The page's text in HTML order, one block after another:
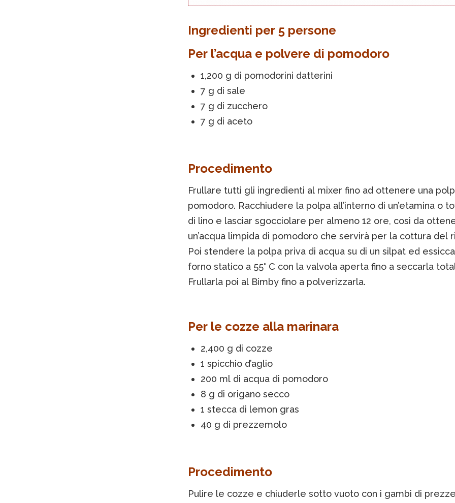
Ingredienti per 5 persone
Per l’acqua e polvere di pomodoro
1,200 g di pomodorini datterini
7 g di sale
7 g di zucchero
7 g di aceto
Procedimento
Frullare tutti gli ingredienti al mixer fino ad ottenere una
pomodoro. Racchiudere la polpa all’interno di un’etamina o
di lino e lasciar sgocciolare per almeno 12 ore, così da
un’acqua limpida di pomodoro che servirà per la cottura del
Poi stendere la polpa priva di acqua su di un silpat ed
forno statico a 55° C con la valvola aperta fino a seccarla
Frullarla poi al Bimby fino a polverizzarla.
Per le cozze alla marinara
2,400 g di cozze
1 spicchio d’aglio
200 ml di acqua di pomodoro
8 g di origano secco
1 stecca di lemon gras
40 g di prezzemolo
Procedimento
Pulire le cozze e chiuderle sotto vuoto con i gambi di